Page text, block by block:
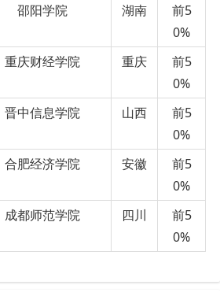
邵阳学院 湖南
前5
0%
重庆财经学院 重庆
前5
0%
晋中信息学院 山西
前5
0%
合肥经济学院 安徽
前5
0%
成都师范学院 四川
前5
0%